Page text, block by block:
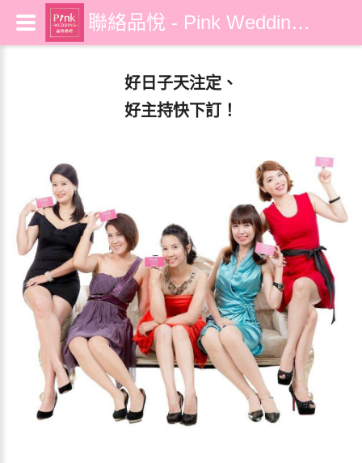
好日子天注定、
好主持快下訂！
聯絡品悅 - Pink Wedding 品悅婚禮